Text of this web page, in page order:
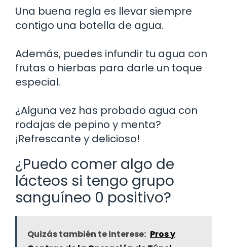
Una buena regla es llevar siempre
contigo una botella de agua.
Además, puedes infundir tu agua con
frutas o hierbas para darle un toque
especial.
¿Alguna vez has probado agua con
rodajas de pepino y menta?
¡Refrescante y delicioso!
¿Puedo comer algo de
lácteos si tengo grupo
sanguíneo 0 positivo?
Quizás también te interese: Pros y